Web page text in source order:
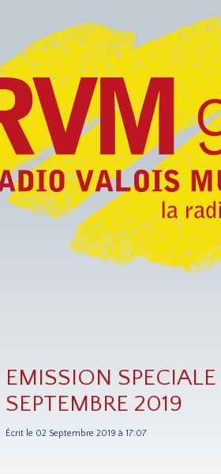
EMISSION
SEPTEMBRE 2019
Écrit le 02 Septembre 2019 à 17:07